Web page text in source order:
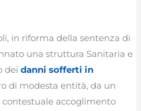
in riforma della sentenza di
una struttura Sanitaria e
deidanni sofferti in
di modesta entità, da un
accoglimento